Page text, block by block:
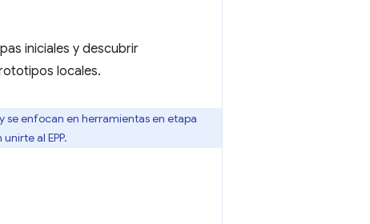
iniciales y descubrir
locales.
se enfocan en herramientas en etapa
al EPP.